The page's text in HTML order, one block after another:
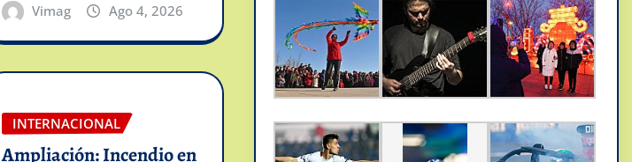
Vimag Ago 4, 2026
INTERNACIONAL
Ampliación: Incendio en